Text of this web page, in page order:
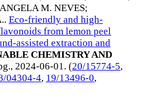
M. NEVES;
. Eco-friendly and high-
from lemon peel
assisted extraction and
CHEMISTRY AND
2024-06-01. (20/15774-5,
04304-4, 19/13496-0,